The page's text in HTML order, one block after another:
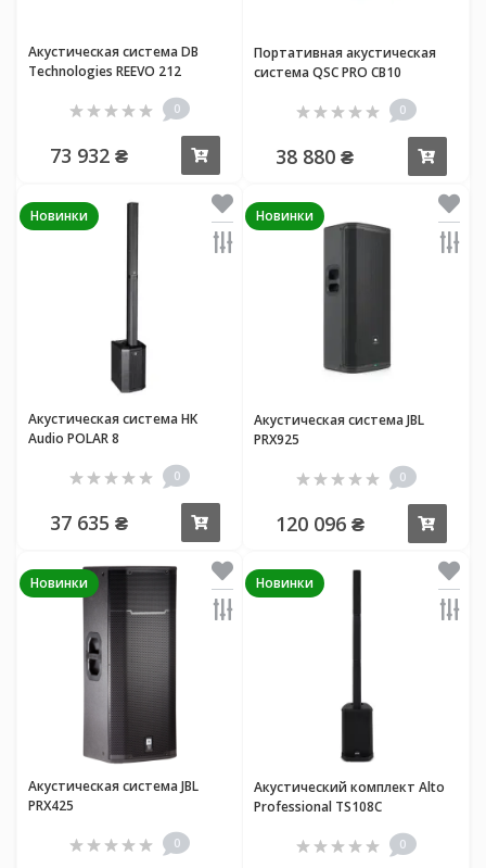
Акустическая система DB
Technologies REEVO 212
0
73 932 ₴
Портативная акустическая
система QSC PRO CB10
0
38 880 ₴
Новинки
Акустическая система HK
Audio POLAR 8
0
37 635 ₴
Новинки
Акустическая система JBL
PRX925
0
120 096 ₴
Новинки
Акустическая система JBL
PRX425
0
Новинки
Акустический комплект Alto
Professional TS108C
0